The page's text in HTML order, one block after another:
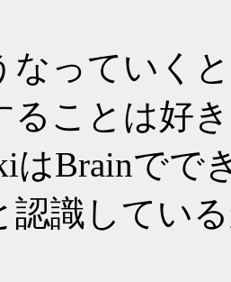
なっていく
ることは好
はBrainでで
認識してい